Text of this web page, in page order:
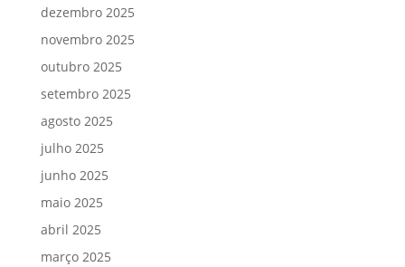
dezembro 2025
novembro 2025
outubro 2025
setembro 2025
agosto 2025
julho 2025
junho 2025
maio 2025
abril 2025
março 2025